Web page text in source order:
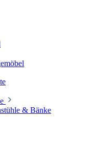
& Bänke